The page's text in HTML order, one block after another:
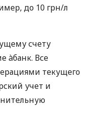
до 10 грн/л
счету
àбанк. Все
текущего
учет и